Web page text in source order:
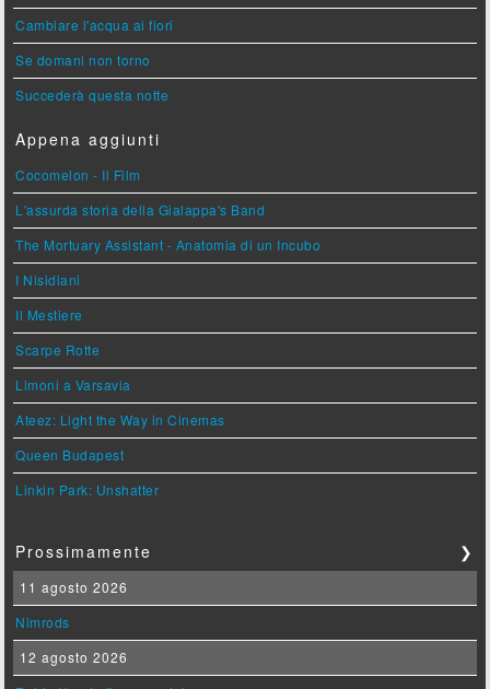
Cambiare l'acqua ai fiori
Se domani non torno
Succederà questa notte
Appena aggiunti
Cocomelon - Il Film
L'assurda storia della Gialappa's Band
The Mortuary Assistant - Anatomia di un Incubo
I Nisidiani
Il Mestiere
Scarpe Rotte
Limoni a Varsavia
Ateez: Light the Way in Cinemas
Queen Budapest
Linkin Park: Unshatter
Prossimamente ❯
11 agosto 2026
Nimrods
12 agosto 2026